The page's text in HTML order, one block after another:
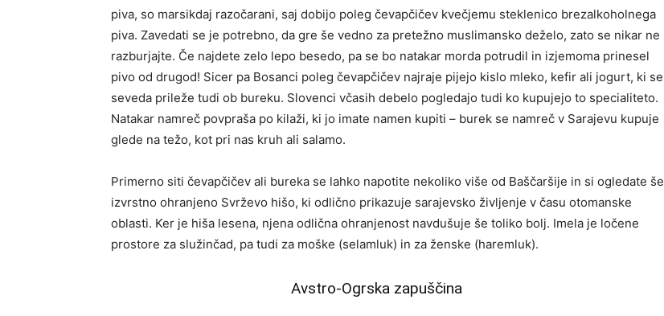
piva, so marsikdaj razočarani, saj dobijo poleg čevapčičev kvečjemu steklenico brezalkoholnega
piva. Zavedati se je potrebno, da gre še vedno za pretežno muslimansko deželo, zato se nikar ne
razburjajte. Če najdete zelo lepo besedo, pa se bo natakar morda potrudil in izjemoma prinesel
pivo od drugod! Sicer pa Bosanci poleg čevapčičev najraje pijejo kislo mleko, kefir ali jogurt, ki se
seveda prileže tudi ob bureku. Slovenci včasih debelo pogledajo tudi ko kupujejo to specialiteto.
Natakar namreč povpraša po kilaži, ki jo imate namen kupiti – burek se namreč v Sarajevu kupuje
glede na težo, kot pri nas kruh ali salamo.
Primerno siti čevapčičev ali bureka se lahko napotite nekoliko više od Baščaršije in si ogledate še
izvrstno ohranjeno Svrževo hišo, ki odlično prikazuje sarajevsko življenje v času otomanske
oblasti. Ker je hiša lesena, njena odlična ohranjenost navdušuje še toliko bolj. Imela je ločene
prostore za služinčad, pa tudi za moške (selamluk) in za ženske (haremluk).
Avstro-Ogrska zapuščina